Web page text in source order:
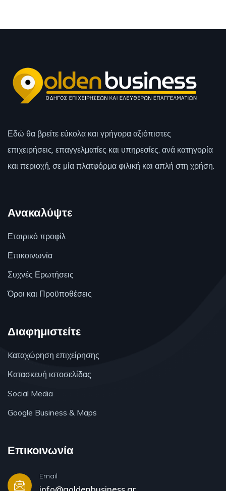
Εδώ θα βρείτε εύκολα και γρήγορα αξιόπιστες
επιχειρήσεις, επαγγελματίες και υπηρεσίες, ανά κατηγορία
και περιοχή, σε μία πλατφόρμα φιλική και απλή στη χρήση.
Ανακαλύψτε
Εταιρικό προφίλ
Επικοινωνία
Συχνές Ερωτήσεις
Όροι και Προϋποθέσεις
Διαφημιστείτε
Kαταχώρηση επιχείρησης
Κατασκευή ιστοσελίδας
Social Media
Google Business & Maps
Επικοινωνία
Email